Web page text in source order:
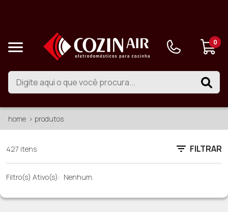
0
home produtos
427 itens FILTRAR
Filtro(s) Ativo(s): Nenhum.